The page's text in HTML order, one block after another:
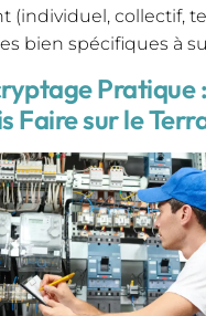
(individuel, collectif,
bien spécifiques à
Pratique
Faire sur le